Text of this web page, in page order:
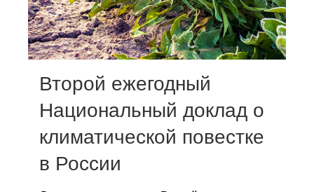
Отчетность
Противодействие коррупции
Материалы для СМИ
Публикации
Научная жизнь
Второй ежегодный
Национальный доклад о
климатической повестке
в России